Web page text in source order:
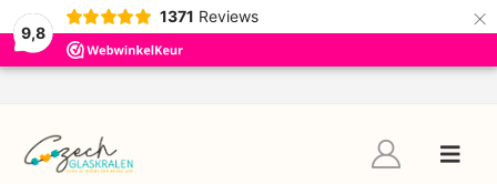
9,8
1371 Reviews ×